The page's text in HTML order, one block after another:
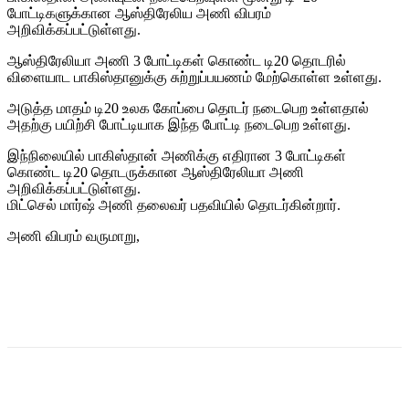
போட்டிகளுக்கான ஆஸ்திரேலிய அணி விபரம்
அறிவிக்கப்பட்டுள்ளது.
ஆஸ்திரேலியா அணி 3 போட்டிகள் கொண்ட டி20 தொடரில்
விளையாட பாகிஸ்தானுக்கு சுற்றுப்பயணம் மேற்கொள்ள உள்ளது.
அடுத்த மாதம் டி20 உலக கோப்பை தொடர் நடைபெற உள்ளதால்
அதற்கு பயிற்சி போட்டியாக இந்த போட்டி நடைபெற உள்ளது.
இந்நிலையில் பாகிஸ்தான் அணிக்கு எதிரான 3 போட்டிகள்
கொண்ட டி20 தொடருக்கான ஆஸ்திரேலியா அணி
அறிவிக்கப்பட்டுள்ளது.
மிட்செல் மார்ஷ் அணி தலைவர் பதவியில் தொடர்கின்றார்.
அணி விபரம் வருமாறு,